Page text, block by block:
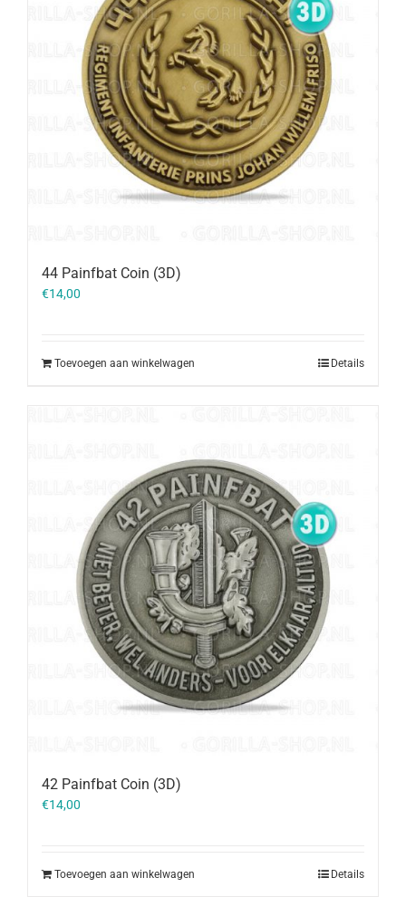
44 Painfbat Coin (3D)
€14,00
Toevoegen aan winkelwagen Details
42 Painfbat Coin (3D)
€14,00
Toevoegen aan winkelwagen Details